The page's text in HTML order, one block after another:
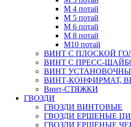
М 4 потай
М 5 потай
М 6 потай
М 8 потай
М10 потай
ВИНТ С ПЛОСКОЙ
ВИНТ С ПРЕСС-
ВИНТ
ВИНТ-КОНФИРМАТ,
Винт-СТЯЖКИ
ГВОЗДИ
ГВОЗДИ ВИНТОВЫЕ
ГВОЗДИ ЕРШЕНЫЕ
ГВОЗДИ ЕРШЕНЫЕ